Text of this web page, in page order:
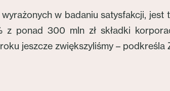
w badaniu satysfakcji,
z ponad 300 mln zł składki
jeszcze zwiększyliśmy – podkreśla